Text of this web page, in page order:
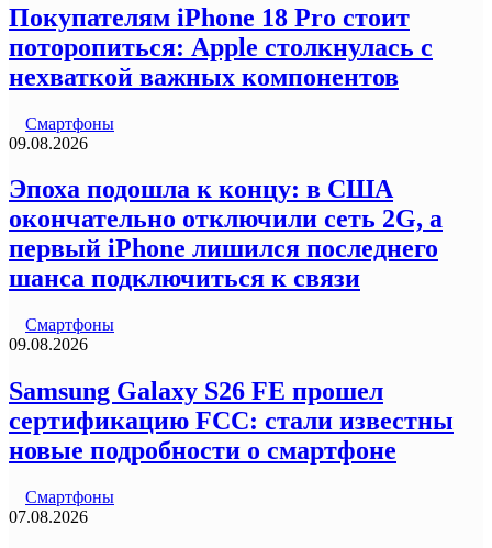
Покупателям iPhone 18 Pro стоит
поторопиться: Apple столкнулась с
нехваткой важных компонентов
Смартфоны
09.08.2026
Эпоха подошла к концу: в США
окончательно отключили сеть 2G, а
первый iPhone лишился последнего
шанса подключиться к связи
Смартфоны
09.08.2026
Samsung Galaxy S26 FE прошел
сертификацию FCC: стали известны
новые подробности о смартфоне
Смартфоны
07.08.2026